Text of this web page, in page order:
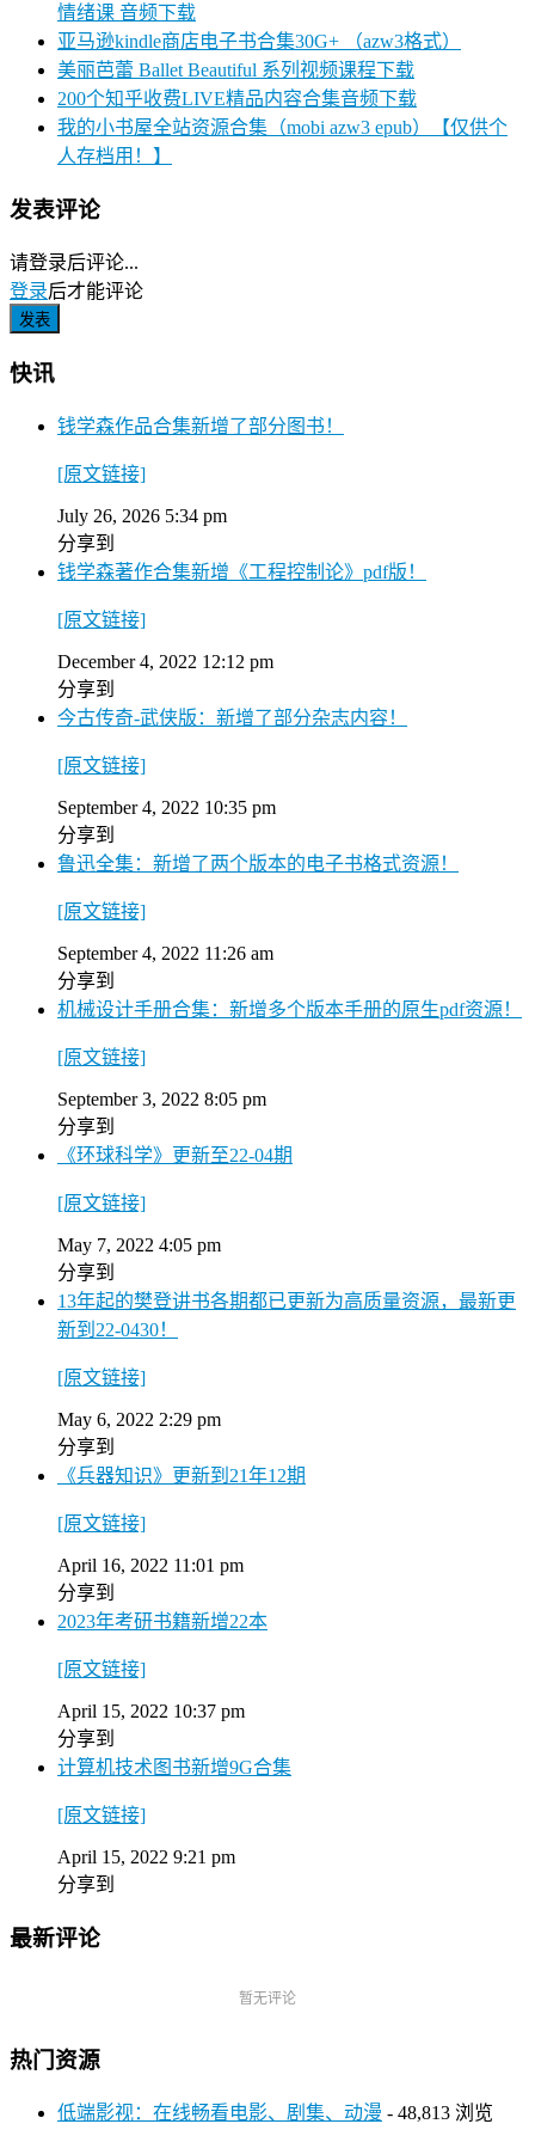
情绪课 音频下载
亚马逊kindle商店电子书合集30G+ （azw3格式）
美丽芭蕾 Ballet Beautiful 系列视频课程下载
200个知乎收费LIVE精品内容合集音频下载
我的小书屋全站资源合集（mobi azw3 epub）【仅供个
人存档用！】
发表评论
请登录后评论...
登录后才能评论
快讯
钱学森作品合集新增了部分图书！
[原文链接]
July 26, 2026 5:34 pm
分享到
钱学森著作合集新增《工程控制论》pdf版！
[原文链接]
December 4, 2022 12:12 pm
分享到
今古传奇-武侠版：新增了部分杂志内容！
[原文链接]
September 4, 2022 10:35 pm
分享到
鲁迅全集：新增了两个版本的电子书格式资源！
[原文链接]
September 4, 2022 11:26 am
分享到
机械设计手册合集：新增多个版本手册的原生pdf资源！
[原文链接]
September 3, 2022 8:05 pm
分享到
《环球科学》更新至22-04期
[原文链接]
May 7, 2022 4:05 pm
分享到
13年起的樊登讲书各期都已更新为高质量资源，最新更
新到22-0430！
[原文链接]
May 6, 2022 2:29 pm
分享到
《兵器知识》更新到21年12期
[原文链接]
April 16, 2022 11:01 pm
分享到
2023年考研书籍新增22本
[原文链接]
April 15, 2022 10:37 pm
分享到
计算机技术图书新增9G合集
[原文链接]
April 15, 2022 9:21 pm
分享到
最新评论
暂无评论
热门资源
低端影视：在线畅看电影、剧集、动漫 - 48,813 浏览